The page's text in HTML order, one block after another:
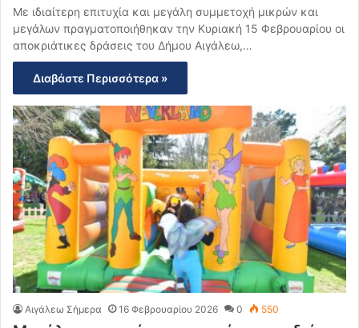
Με ιδιαίτερη επιτυχία και μεγάλη συμμετοχή μικρών και
μεγάλων πραγματοποιήθηκαν την Κυριακή 15 Φεβρουαρίου οι
αποκριάτικες δράσεις του Δήμου Αιγάλεω,…
Διαβάστε Περισσότερα »
Αιγάλεω Σήμερα 16 Φεβρουαρίου 2026 0 550